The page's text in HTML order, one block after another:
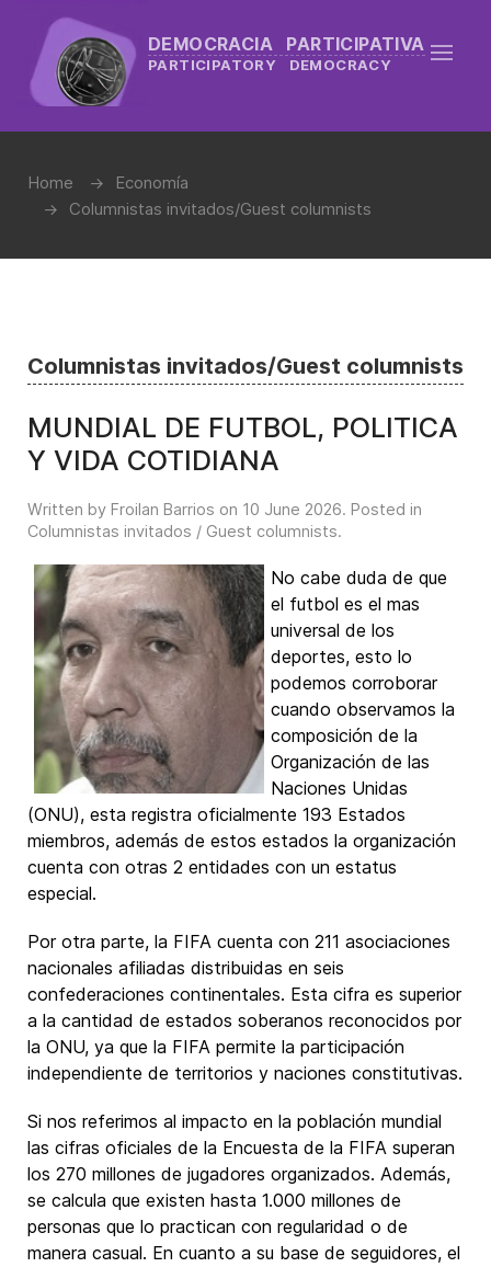
DEMOCRACIA PARTICIPATIVA
PARTICIPATORY DEMOCRACY
Home
Economía
Columnistas invitados/Guest columnists
Columnistas invitados/Guest columnists
MUNDIAL DE FUTBOL, POLITICA
Y VIDA COTIDIANA
Written by Froilan Barrios on 10 June 2026. Posted in
Columnistas invitados / Guest columnists.
No cabe duda de que
el futbol es el mas
universal de los
deportes, esto lo
podemos corroborar
cuando observamos la
composición de la
Organización de las
Naciones Unidas
(ONU), esta registra oficialmente 193 Estados
miembros, además de estos estados la organización
cuenta con otras 2 entidades con un estatus
especial.
Por otra parte, la FIFA cuenta con 211 asociaciones
nacionales afiliadas distribuidas en seis
confederaciones continentales. Esta cifra es superior
a la cantidad de estados soberanos reconocidos por
la ONU, ya que la FIFA permite la participación
independiente de territorios y naciones constitutivas.
Si nos referimos al impacto en la población mundial
las cifras oficiales de la Encuesta de la FIFA superan
los 270 millones de jugadores organizados. Además,
se calcula que existen hasta 1.000 millones de
personas que lo practican con regularidad o de
manera casual. En cuanto a su base de seguidores, el